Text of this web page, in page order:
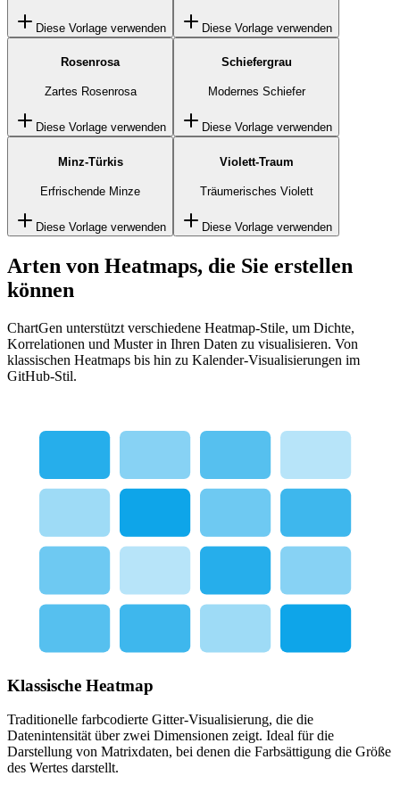
Diese Vorlage verwenden Diese Vorlage verwenden
Rosenrosa
Zartes Rosenrosa
Diese Vorlage verwenden
Schiefergrau
Modernes Schiefer
Diese Vorlage verwenden
Minz-Türkis
Erfrischende Minze
Diese Vorlage verwenden
Violett-Traum
Träumerisches Violett
Diese Vorlage verwenden
Arten von Heatmaps, die Sie erstellen
können
ChartGen unterstützt verschiedene Heatmap-Stile, um Dichte,
Korrelationen und Muster in Ihren Daten zu visualisieren. Von
klassischen Heatmaps bis hin zu Kalender-Visualisierungen im
GitHub-Stil.
Klassische Heatmap
Traditionelle farbcodierte Gitter-Visualisierung, die die
Datenintensität über zwei Dimensionen zeigt. Ideal für die
Darstellung von Matrixdaten, bei denen die Farbsättigung die Größe
des Wertes darstellt.